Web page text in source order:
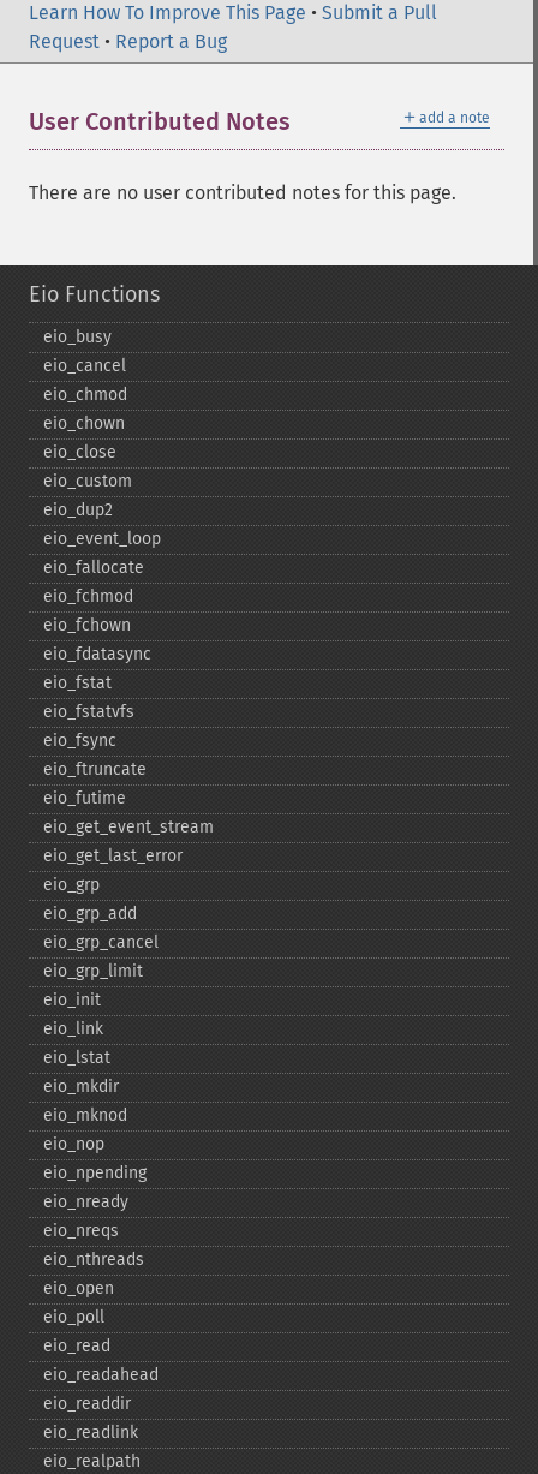
Learn How To Improve This Page • Submit a Pull
Request • Report a Bug
＋ add a note
User Contributed Notes
There are no user contributed notes for this page.
Eio Functions
eio_​busy
eio_​cancel
eio_​chmod
eio_​chown
eio_​close
eio_​custom
eio_​dup2
eio_​event_​loop
eio_​fallocate
eio_​fchmod
eio_​fchown
eio_​fdatasync
eio_​fstat
eio_​fstatvfs
eio_​fsync
eio_​ftruncate
eio_​futime
eio_​get_​event_​stream
eio_​get_​last_​error
eio_​grp
eio_​grp_​add
eio_​grp_​cancel
eio_​grp_​limit
eio_​init
eio_​link
eio_​lstat
eio_​mkdir
eio_​mknod
eio_​nop
eio_​npending
eio_​nready
eio_​nreqs
eio_​nthreads
eio_​open
eio_​poll
eio_​read
eio_​readahead
eio_​readdir
eio_​readlink
eio_​realpath